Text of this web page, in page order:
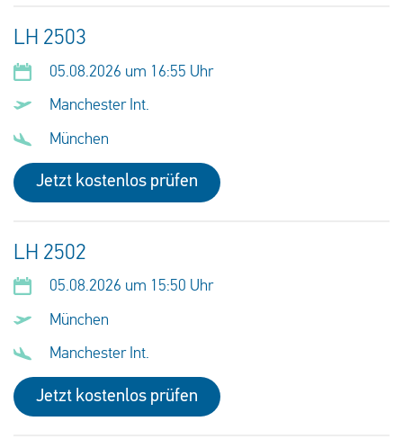
LH 2503
05.08.2026 um 16:55 Uhr
Manchester Int.
München
Jetzt kostenlos prüfen
LH 2502
05.08.2026 um 15:50 Uhr
München
Manchester Int.
Jetzt kostenlos prüfen